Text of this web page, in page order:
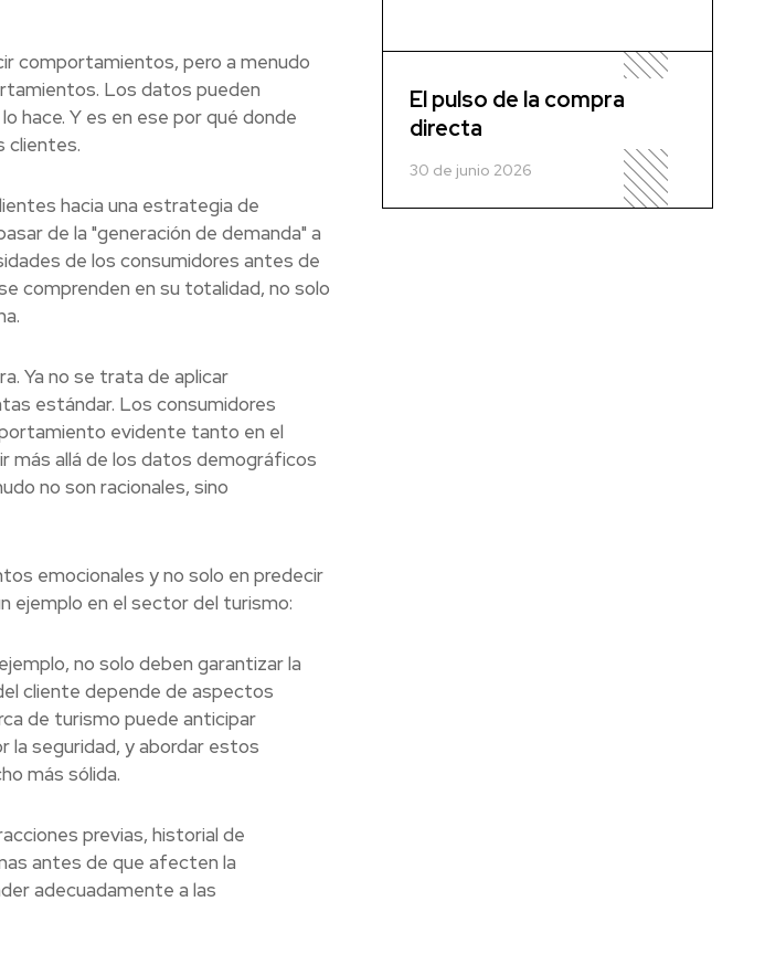
comportamientos, pero a menudo
Los datos pueden
hace. Y es en ese por qué donde
clientes.
hacia una estrategia de
de la "generación de demanda" a
de los consumidores antes de
comprenden en su totalidad, no solo
Ya no se trata de aplicar
estándar. Los consumidores
evidente tanto en el
más allá de los datos demográficos
no son racionales, sino
emocionales y no solo en predecir
ejemplo en el sector del turismo:
no solo deben garantizar la
cliente depende de aspectos
de turismo puede anticipar
la seguridad, y abordar estos
más sólida.
previas, historial de
antes de que afecten la
adecuadamente a las
El pulso de la compra
directa
30 de junio 2026